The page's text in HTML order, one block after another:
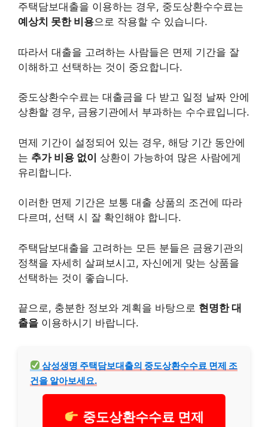
주택 담보대출을 이용하는 경우, 중도상환수수료는
예상치 못한 비용으로 작용할 수 있습니다.
따라서 대출을 고려하는 사람들은 면제 기간을 잘
이해하고 선택하는 것이 중요합니다.
중도상환수수료는 대출금을 다 받고 일정 날짜 안에
상환할 경우, 금융기관에서 부과하는 수수료입니다.
면제 기간이 설정되어 있는 경우, 해당 기간 동안에
는 추가 비용 없이 상환이 가능하여 많은 사람에게
유리합니다.
이러한 면제 기간은 보통 대출 상품의 조건에 따라
다르며, 선택 시 잘 확인해야 합니다.
주택담보대출을 고려하는 모든 분들은 금융기관의
정책을 자세히 살펴보시고, 자신에게 맞는 상품을
선택하는 것이 좋습니다.
끝으로, 충분한 정보와 계획을 바탕으로 현명한 대
출을 이용하시기 바랍니다.
삼성생명 주택담보대출의 중도상환수수료 면제 조
건을 알아보세요.
중도상환수수료 면제